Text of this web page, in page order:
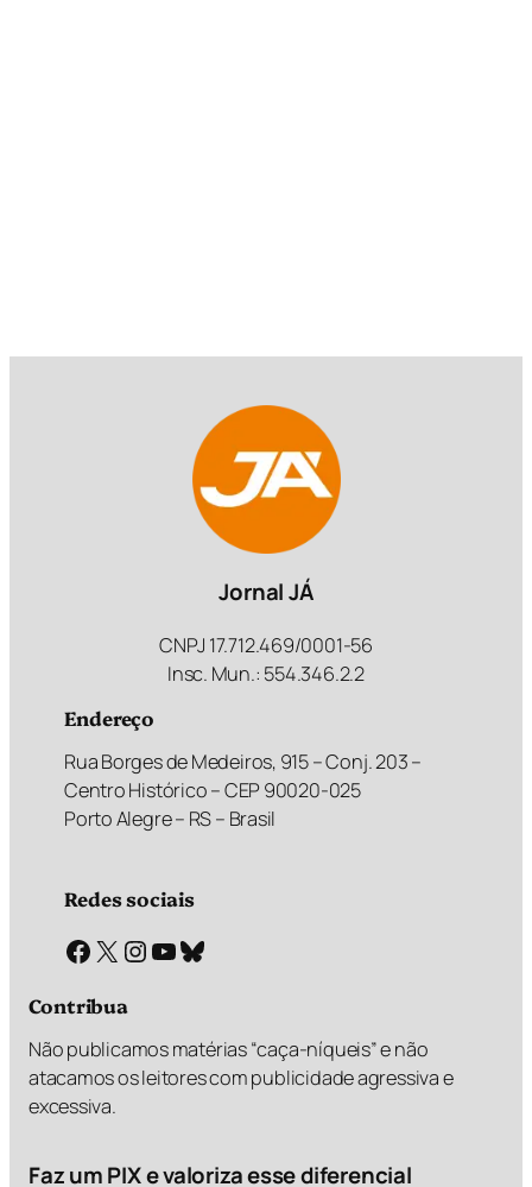
Jornal JÁ
CNPJ 17.712.469/0001-56
Insc. Mun.: 554.346.2.2
Endereço
Rua Borges de Medeiros, 915 – Conj. 203 –
Centro Histórico – CEP 90020-025
Porto Alegre – RS – Brasil
Redes sociais
Facebook X Instagram Youtube Bluesky
Contribua
Não publicamos matérias “caça-níqueis” e não
atacamos os leitores com publicidade agressiva e
excessiva.
Faz um PIX e valoriza esse diferencial